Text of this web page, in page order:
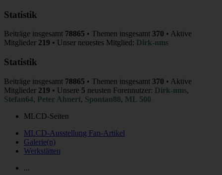
Statistik
Beiträge insgesamt 78865 • Themen insgesamt 370 • Aktive
Mitglieder 219 • Unser neuestes Mitglied: Dirk-nms
Statistik
Beiträge insgesamt 78865 • Themen insgesamt 370 • Aktive
Mitglieder 219 • Unsere 5 neusten Forennutzer: Dirk-nms,
Stefan64, Peter Ahnert, Spontan88, ML 500
MLCD-Seiten
MLCD-Ausstellung Fan-Artikel
Galerie(n)
Werkstätten
...